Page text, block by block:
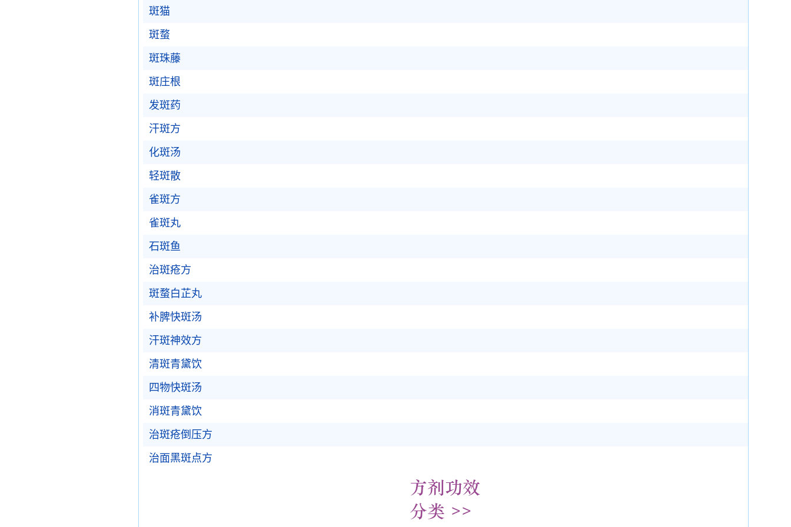
斑猫
斑蝥
斑珠藤
斑庄根
发斑药
汗斑方
化斑汤
轻斑散
雀斑方
雀斑丸
石斑鱼
治斑疮方
斑蝥白芷丸
补脾快斑汤
汗斑神效方
清斑青黛饮
四物快斑汤
消斑青黛饮
治斑疮倒压方
治面黑斑点方